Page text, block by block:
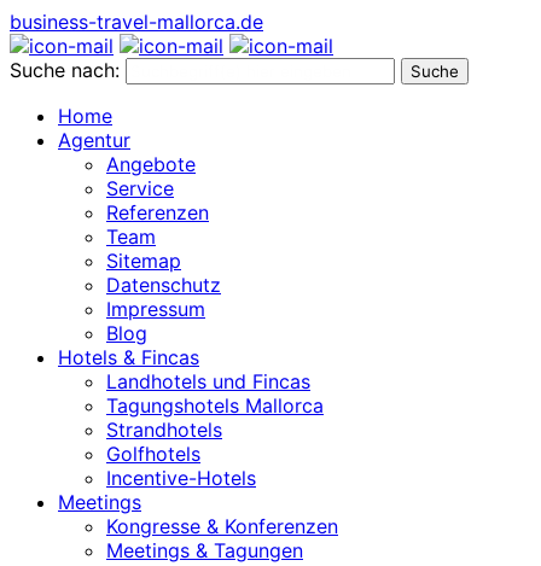
business-travel-mallorca.de
Suche nach:
Home
Agentur
Angebote
Service
Referenzen
Team
Sitemap
Datenschutz
Impressum
Blog
Hotels & Fincas
Landhotels und Fincas
Tagungshotels Mallorca
Strandhotels
Golfhotels
Incentive-Hotels
Meetings
Kongresse & Konferenzen
Meetings & Tagungen